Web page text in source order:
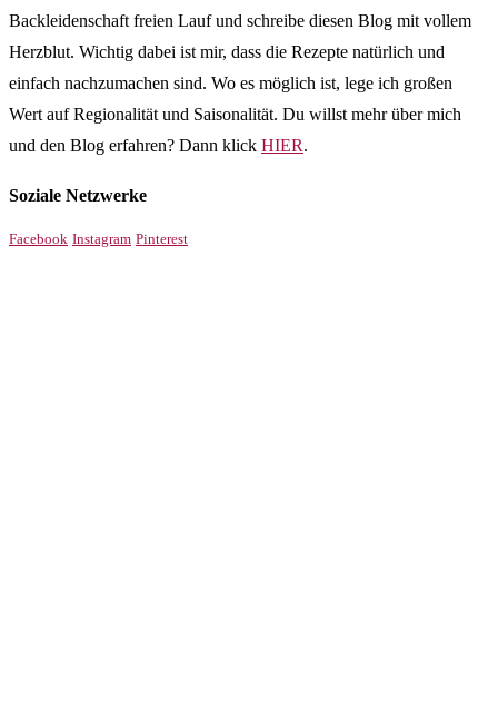
Backleidenschaft freien Lauf und schreibe diesen Blog mit vollem
Herzblut. Wichtig dabei ist mir, dass die Rezepte natürlich und
einfach nachzumachen sind. Wo es möglich ist, lege ich großen
Wert auf Regionalität und Saisonalität. Du willst mehr über mich
und den Blog erfahren? Dann klick HIER.
Soziale Netzwerke
Facebook Instagram Pinterest